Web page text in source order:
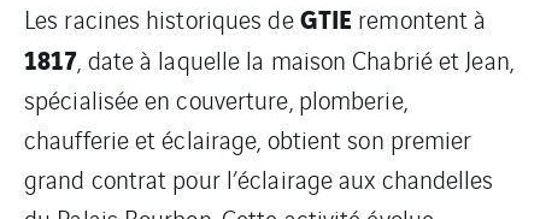
Les racines historiques deGTIE remontent à
1817, date à laquelle la maison Chabrié et Jean,
spécialisée en couverture, plomberie,
chaufferie et éclairage, obtient son premier
grand contrat pour l’éclairage aux chandelles